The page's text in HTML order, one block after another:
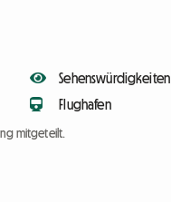
Sehenswürdigkeiten
Flughafen
mitgeteilt.